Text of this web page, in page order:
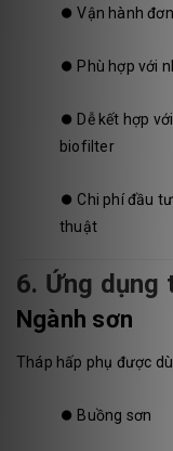
⏺️Vận hành
⏺️ Phù hợp với
⏺️ Dễ kết hợp
biofilter
⏺️ Chi phí đầu
thuật
6. Ứng
Ngành sơn
Tháp hấp phụ được
⏺️ Buồng sơn